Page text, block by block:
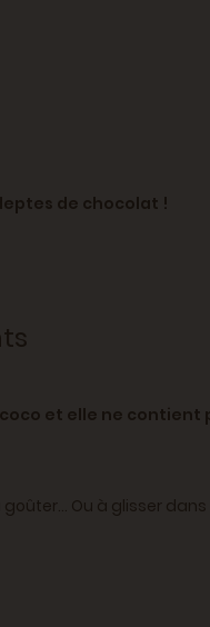
de chocolat !
et elle ne contient
Ou à glisser dans